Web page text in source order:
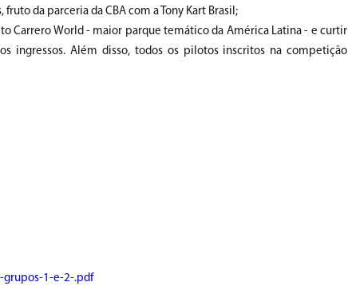
da parceria da CBA com a Tony Kart Brasil;
Carrero World - maior parque temático da América Latina - e curtir
ingressos. Além disso, todos os pilotos inscritos na competição
1-e-2-.pdf